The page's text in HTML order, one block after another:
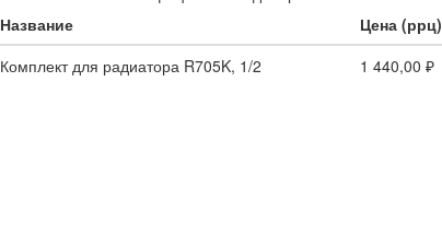
Название Цена (ррц)
Комплект для радиатора R705K, 1/2 1 440,00 ₽